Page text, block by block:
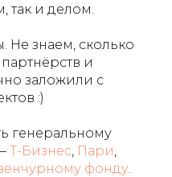
так и делом.
Не знаем, сколько
и
заложили с
:)
генеральному
Т-Бизнес, Пари,
фонду.